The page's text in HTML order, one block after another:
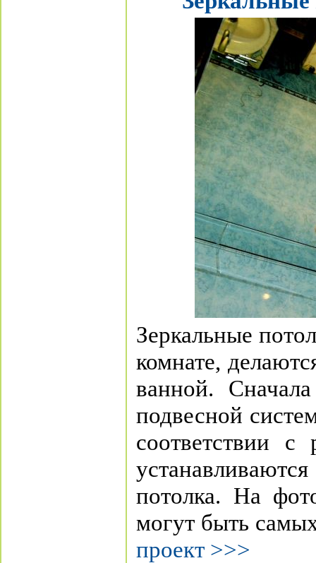
Зеркальные
комнате,
ванной.
подвесной
соответствии с
потолка. На
могут быть
проект >>>